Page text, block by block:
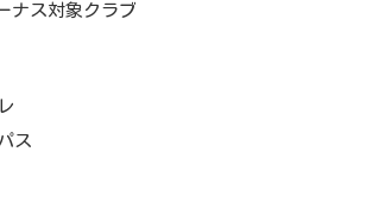
ナス対象クラブ
ス